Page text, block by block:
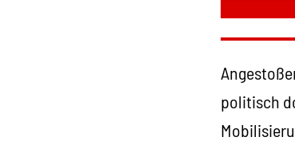
politisch